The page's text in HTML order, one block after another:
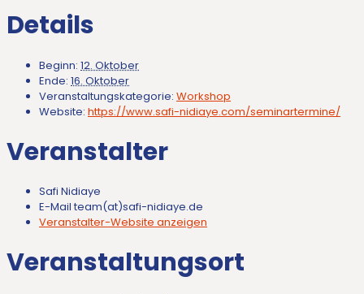
Details
Beginn: 12. Oktober
Ende: 16. Oktober
Veranstaltungskategorie: Workshop
Website: https://www.safi-nidiaye.com/seminartermine/
Veranstalter
Safi Nidiaye
E-Mail team(at)safi-nidiaye.de
Veranstalter-Website anzeigen
Veranstaltungsort